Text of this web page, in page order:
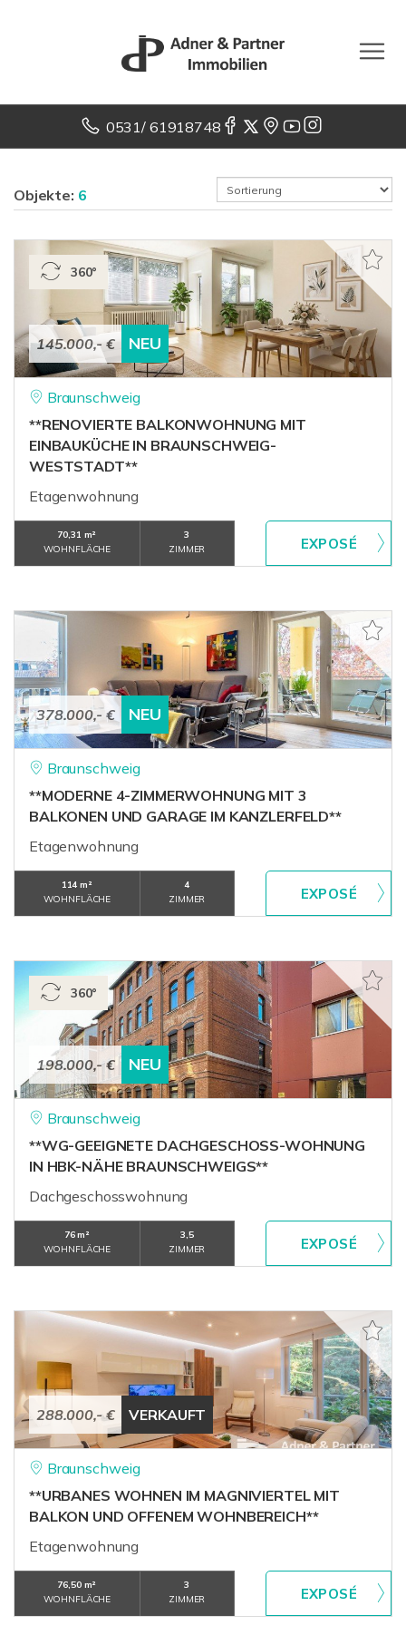
0531/ 61918748
Objekte: 6
145.000,- € NEU
360°
Braunschweig
**RENOVIERTE BALKONWOHNUNG MIT
EINBAUKÜCHE IN BRAUNSCHWEIG-
WESTSTADT**
Etagenwohnung
70,31 m²
WOHNFLÄCHE
3
ZIMMER
378.000,- € NEU
Braunschweig
**MODERNE 4-ZIMMERWOHNUNG MIT 3
BALKONEN UND GARAGE IM KANZLERFELD**
Etagenwohnung
114 m²
WOHNFLÄCHE
4
ZIMMER
198.000,- € NEU
360°
Braunschweig
**WG-GEEIGNETE DACHGESCHOSS-WOHNUNG
IN HBK-NÄHE BRAUNSCHWEIGS**
Dachgeschosswohnung
76 m²
WOHNFLÄCHE
3,5
ZIMMER
288.000,- € VERKAUFT
Braunschweig
**URBANES WOHNEN IM MAGNIVIERTEL MIT
BALKON UND OFFENEM WOHNBEREICH**
Etagenwohnung
76,50 m²
WOHNFLÄCHE
3
ZIMMER